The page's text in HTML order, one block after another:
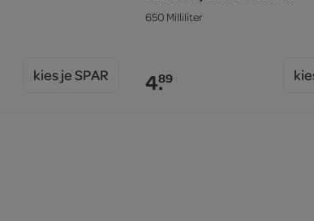
kies je SPAR
650 Milliliter
4.89